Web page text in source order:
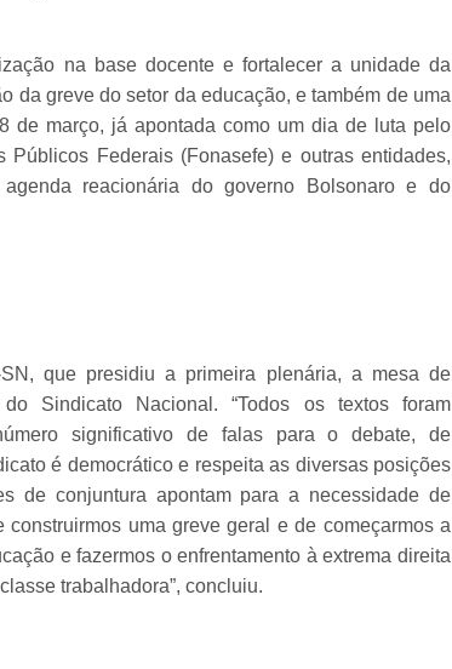
na base docente e fortalecer a unidade da
da greve do setor da educação, e também de uma
de março, já apontada como um dia de luta pelo
Federais (Fonasefe) e outras entidades,
reacionária do governo Bolsonaro e do
que presidiu a primeira plenária, a mesa de
Sindicato Nacional. “Todos os textos foram
significativo de falas para o debate, de
é democrático e respeita as diversas posições
de conjuntura apontam para a necessidade de
uma greve geral e de começarmos a
e fazermos o enfrentamento à extrema direita
trabalhadora”, concluiu.